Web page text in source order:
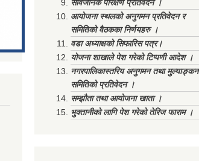
सार्वजनिक परिक्षण प्रतिवेदन ।
आयोजना स्थलको अनुगमन प्रतिवेदन र
समितिको वैठकका निर्णयहरु ।
वडा अध्याक्षको सिफारिस पत्र।
योजना शाखाले पेश गरेको टिप्पणी आदेश ।
नगरपालिकास्तरिय अनुगमन तथा मुल्याङ्कन
समितिको प्रतिवेदन ।
सम्झौता तथा आयोजना खाता ।
भुक्तानीको लागि पेश गरेको तेरिज फाराम ।